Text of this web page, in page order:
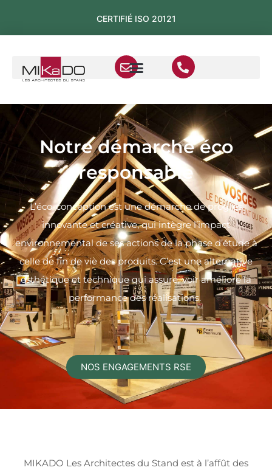
CERTIFIÉ ISO 20121
Notre démarche éco
responsable
L’éco-conception est une démarche de progrès
innovante et créative, qui intègre l’impact
environnemental de ses actions de la phase d’étude à
celle de fin de vie des produits. C’est une alternative
esthétique et technique qui assure, voir améliore la
performance des réalisations.
NOS ENGAGEMENTS RSE
MIKADO Les Architectes du Stand est à l’affût des